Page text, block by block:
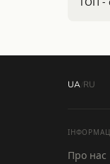
UA RU
Про нас